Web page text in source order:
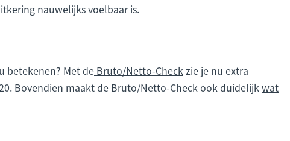
nauwelijks voelbaar is.
betekenen? Met de Bruto/Netto-Checkzie je nu extra
Bovendien maakt de Bruto/Netto-Check ook duidelijkwat